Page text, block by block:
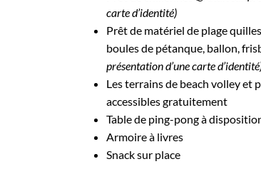
carte d’identité)
Prêt de matériel de plage
boules de pétanque, ballon,
présentation d’une carte
Les terrains de beach volley et
accessibles gratuitement
Table de ping-pong à
Armoire à livres
Snack sur place